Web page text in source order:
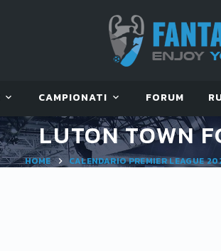
CAMPIONATI FORUM
LUTON TOWN
HOME CALENDARIO PREMIER LEAGUE